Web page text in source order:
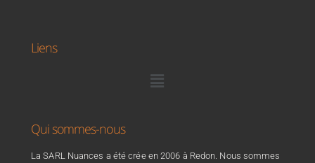
Liens
Qui sommes-nous
La SARL Nuances a été crée en 2006 à Redon. Nous sommes